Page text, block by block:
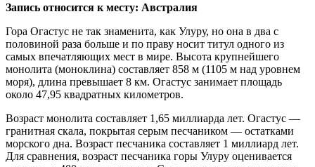
Запись относится к месту: Австралия
Гора Огастус не так знаменита, как Улуру, но она в два с
половиной раза больше и по праву носит титул одного из
самых впечатляющих мест в мире. Высота крупнейшего
монолита (моноклина) составляет 858 м (1105 м над уровнем
моря), длина превышает 8 км. Огастус занимает площадь
около 47,95 квадратных километров.
Возраст монолита составляет 1,65 миллиарда лет. Огастус —
гранитная скала, покрытая серым песчаником — остатками
морского дна. Возраст песчаника составляет 1 миллиард лет.
Для сравнения, возраст песчаника горы Улуру оценивается